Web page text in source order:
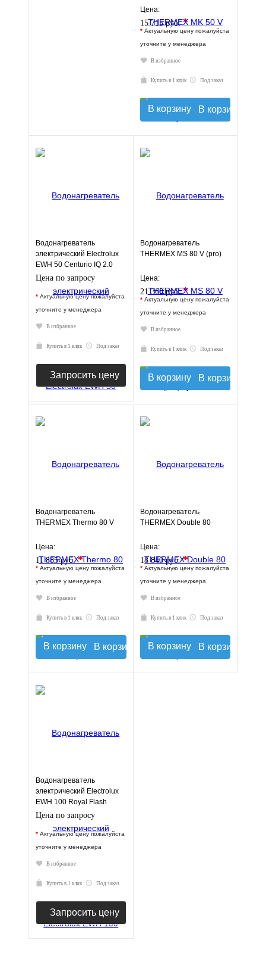
Цена:
15 715 руб.*
* Актуальную цену пожалуйста
уточните у менеджера
В избранное
Купить в 1 клик Под заказ
В корзину
Водонагреватель
электрический Electrolux
EWH 50 Centurio IQ 2.0
Цена по запросу
* Актуальную цену пожалуйста
уточните у менеджера
В избранное
Купить в 1 клик Под заказ
Запросить цену
Водонагреватель
THERMEX MS 80 V (pro)
Цена:
21 360 руб.*
* Актуальную цену пожалуйста
уточните у менеджера
В избранное
Купить в 1 клик Под заказ
В корзину
Водонагреватель
THERMEX Thermo 80 V
Цена:
11 885 руб.*
* Актуальную цену пожалуйста
уточните у менеджера
В избранное
Купить в 1 клик Под заказ
В корзину
Водонагреватель
THERMEX Double 80
Цена:
18 840 руб.*
* Актуальную цену пожалуйста
уточните у менеджера
В избранное
Купить в 1 клик Под заказ
В корзину
Водонагреватель
электрический Electrolux
EWH 100 Royal Flash
Silver
Цена по запросу
* Актуальную цену пожалуйста
уточните у менеджера
В избранное
Купить в 1 клик Под заказ
Запросить цену